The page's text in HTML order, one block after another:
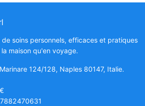
soins personnels, efficaces et pratiques
maison qu'en voyage.
124/128, Naples 80147, Italie.